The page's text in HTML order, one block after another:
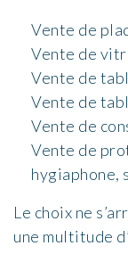
Vente de
Vente de
Vente de
Vente de
Vente de
Vente de
hygiaphone,
Le choix ne
une multitude